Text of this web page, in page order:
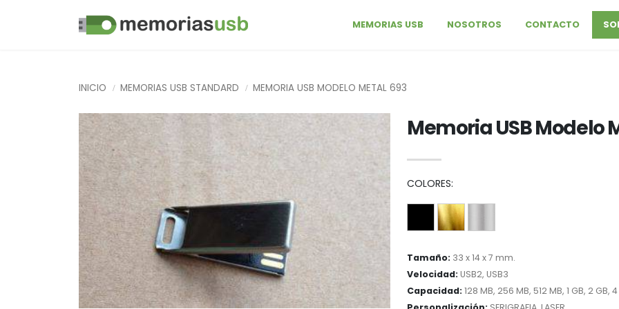
MEMORIAS USB NOSOTROS CONTACTO
INICIO MEMORIAS USB STANDARD MEMORIA USB MODELO METAL 693
Memoria USB Modelo
COLORES:
Tamaño: 33 x 14 x 7 mm.
Velocidad: USB2, USB3
Capacidad: 128 MB, 256 MB, 512 MB, 1 GB, 2 GB,